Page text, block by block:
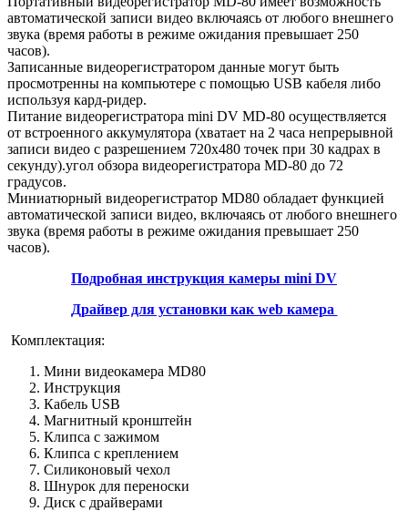
автоматической записи видео включаясь от любого внешнего
звука (время работы в режиме ожидания превышает 250
часов).
Записанные видеорегистратором данные могут быть
просмотренны на компьютере с помощью USB кабеля либо
используя кард-ридер.
Питание видеорегистратора mini DV MD-80 осуществляется
от встроенного аккумулятора (хватает на 2 часа непрерывной
записи видео с разрешением 720х480 точек при 30 кадрах в
секунду).угол обзора видеорегистратора MD-80 до 72
градусов.
Миниатюрный видеорегистратор MD80 обладает функцией
автоматической записи видео, включаясь от любого внешнего
звука (время работы в режиме ожидания превышает 250
часов).
Подробная инструкция камеры mini DV
Драйвер для установки как web камера
Комплектация:
Мини видеокамера MD80
Инструкция
Кабель USB
Магнитный кронштейн
Клипса с зажимом
Клипса с креплением
Силиконовый чехол
Шнурок для переноски
Диск с драйверами